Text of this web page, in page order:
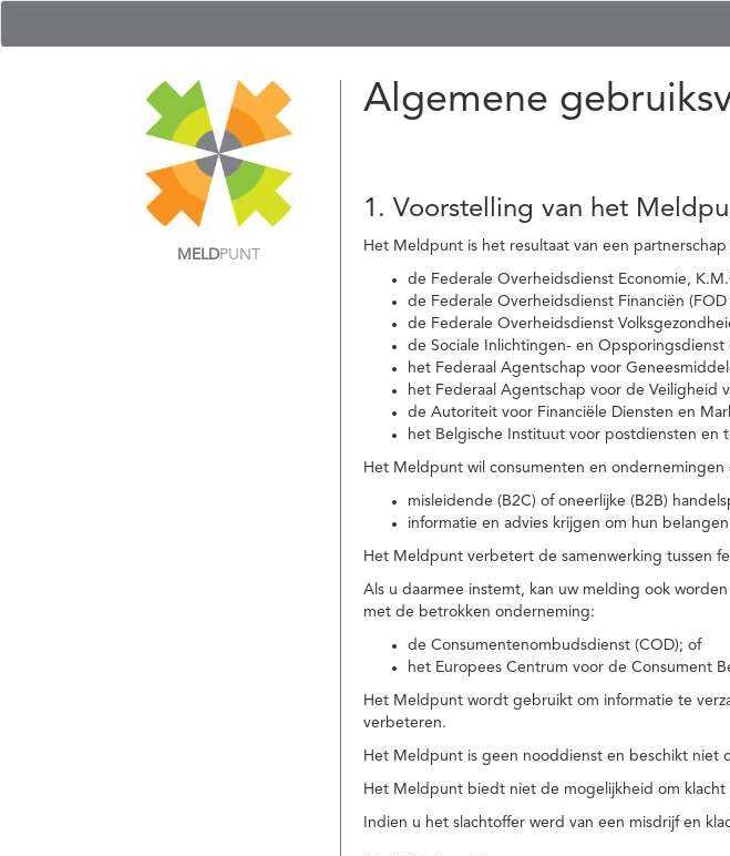
MELDPUNT
Algemene
1. Voorstelling van het
Het Meldpunt is het resultaat van een partnerschap
de Federale Overheidsdienst Economie,
de Federale Overheidsdienst Financiën (FOD
de Federale Overheidsdienst
de Sociale Inlichtingen- en Opsporingsdienst
het Federaal Agentschap voor
het Federaal Agentschap voor de Veiligheid
de Autoriteit voor Financiële Diensten en
het Belgische Instituut voor postdiensten en
Het Meldpunt wil consumenten en
misleidende (B2C) of oneerlijke (B2B)
informatie en advies krijgen om hun
Het Meldpunt verbetert de samenwerking tussen
Als u daarmee instemt, kan uw melding ook
met de betrokken onderneming:
de Consumentenombudsdienst (COD); of
het Europees Centrum voor de Consument
Het Meldpunt wordt gebruikt om informatie te
verbeteren.
Het Meldpunt is geen nooddienst en beschikt niet
Het Meldpunt biedt niet de mogelijkheid om
Indien u het slachtoffer werd van een misdrijf en